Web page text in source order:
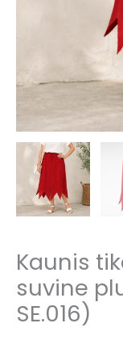
Kaunis
suvine
SE.016)